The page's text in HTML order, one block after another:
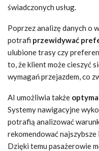
świadczonych usług.
Poprzez analizę danych o
potrafi przewidywać
ulubione trasy czy
to, że klient może cieszyć
wymagań przejazdem, co
AI umożliwia także
Systemy nawigacyjne
potrafią analizować
rekomendować
Dzięki temu pasażerowie